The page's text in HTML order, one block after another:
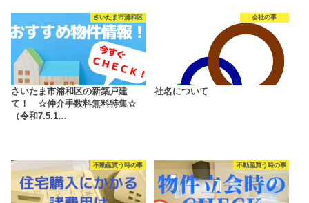
さいたま市浦和区
さいたま市浦和区の新築戸建
て！ ☆仲介手数料無料特集☆
（令和7.5.1…
会社の事
社名について
不動産買う時の事 不動産買う時の事